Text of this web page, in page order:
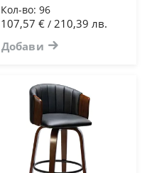
Кол-во: 96
107,57 €/ 210,39 лв.
Добави